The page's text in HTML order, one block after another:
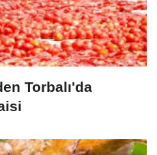
Torbalı'da